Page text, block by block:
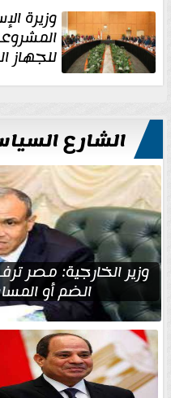
وزيرة
للجهاز
الشارع
وزير الخارجية: مصر
الضم أو